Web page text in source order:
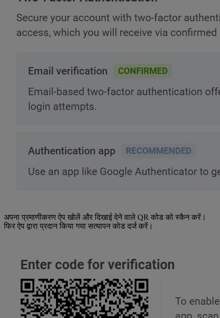
अपना प्रमाणीकरण ऐप खोलें और दिखाई देने वाले QR कोड को स्कैन करें।
फिर ऐप द्वारा प्रदान किया गया सत्यापन कोड दर्ज करें।